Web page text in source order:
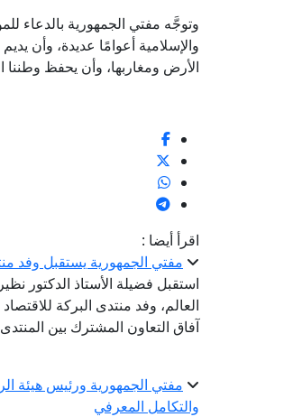
وتوجَّه مفتي الجمهورية بالدعاء
والإسلامية أعوامًا عديدة، وأن
الأرض ومغاربها، وأن يحفظ وطننا
اقرأ أيضا :
مفتي الجمهورية يستقبل وفد
استقبل فضيلة الأستاذ الدكتور
العالم، وفد منتدى البركة
آفاق التعاون المشترك بين المنتدى
مفتي الجمهورية ورئيس هيئة
والتكامل المعرفي